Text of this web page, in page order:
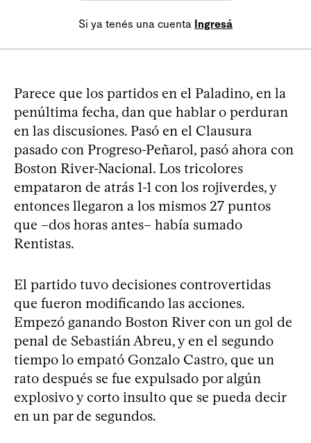
Si ya tenés una cuenta Ingresá
Parece que los partidos en el Paladino, en la
penúltima fecha, dan que hablar o perduran
en las discusiones. Pasó en el Clausura
pasado con Progreso-Peñarol, pasó ahora con
Boston River-Nacional. Los tricolores
empataron de atrás 1-1 con los rojiverdes, y
entonces llegaron a los mismos 27 puntos
que –dos horas antes– había sumado
Rentistas.
El partido tuvo decisiones controvertidas
que fueron modificando las acciones.
Empezó ganando Boston River con un gol de
penal de Sebastián Abreu, y en el segundo
tiempo lo empató Gonzalo Castro, que un
rato después se fue expulsado por algún
explosivo y corto insulto que se pueda decir
en un par de segundos.